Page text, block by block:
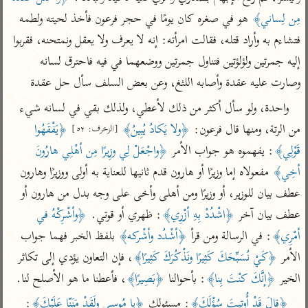
تفسير السمرقندي
تفسير الثعلبي
تفسير أبي السعود
الكشاف للزمخشري
الدر المنثور
تفسير ابن أبي حاتم
تفسير مقاتل
تفسير قتادة
اشترك لتصلك أخبار مشاريعنا
اشترك
راسلنا •تليجرام •تويتر
تعليمات•عن الباحث القرآني
مِن لِساني﴾
وصارت عليه عقدة وأصابه اللثغ، وعن بعض السلف سأل حل عقدة
من الرتة، ومنها قال فرعون: ﴿ولا يَكادُ يُبِينُ﴾ [الزخرف: ٥٢]
قَوْلِي﴾: يفهموه هو جواب الأمر
أخِي﴾
عطف بيان للوزير، أو وزيرًا ومن أهلى وأخى على وجه بدل من هارون أو
عطف بيان آخر ﴿اشْدُدْ بِهِ أزْرِي﴾: ظهري أو قوتي.
أمْرِي﴾: في الرسالة ومن قرأ ﴿أشْدُد وأشْركه﴾
الأمر ﴿كَيْ نُسَبِّحَكَ كَثِيرًا ونَذْكُرَكَ كَثِيرًا﴾
، فإن التعاون يؤدي إلى تكاثر
الخير ﴿إنَّكَ كنْتَ بِنا﴾: بأحوالنا ﴿بَصِيرًا﴾، فأعطنا ما هو الأصلح لنا.